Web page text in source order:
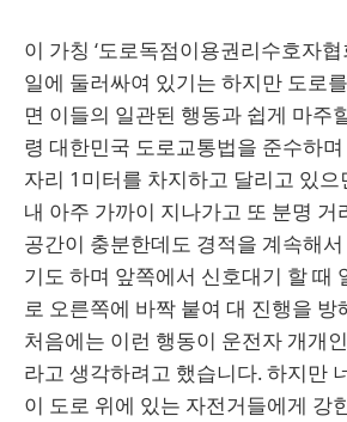
이 가칭 ‘도로독점이용권리수호자협
일에 둘러싸여 있기는 하지만 도로
면 이들의 일관된 행동과 쉽게 마주
령 대한민국 도로교통법을 준수하
자리 1미터를 차지하고 달리고 있
내 아주 가까이 지나가고 또 분명 거
공간이 충분한데도 경적을 계속해
기도 하며 앞쪽에서 신호대기 할 때
로 오른쪽에 바짝 붙여 대 진행을 방
처음에는 이런 행동이 운전자 개개
라고 생각하려고 했습니다. 하지만
이 도로 위에 있는 자전거들에게 강